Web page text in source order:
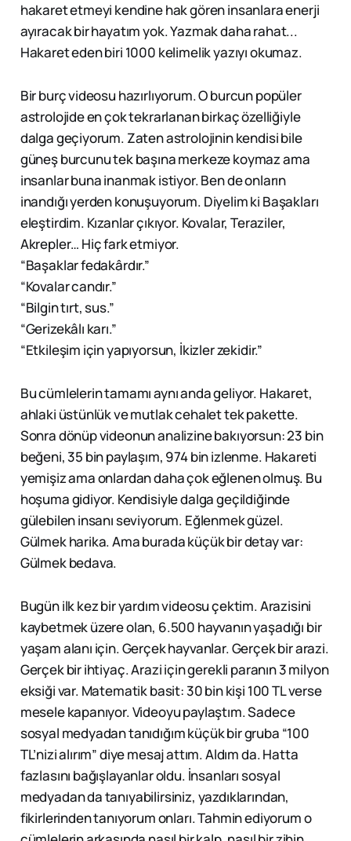
hakaret etmeyi kendine hak gören insanlara enerji
ayıracak bir hayatım yok. Yazmak daha rahat...
Hakaret eden biri 1000 kelimelik yazıyı okumaz.
Bir burç videosu hazırlıyorum. O burcun popüler
astrolojide en çok tekrarlanan birkaç özelliğiyle
dalga geçiyorum. Zaten astrolojinin kendisi bile
güneş burcunu tek başına merkeze koymaz ama
insanlar buna inanmak istiyor. Ben de onların
inandığı yerden konuşuyorum. Diyelim ki Başakları
eleştirdim. Kızanlar çıkıyor. Kovalar, Teraziler,
Akrepler… Hiç fark etmiyor.
“Başaklar fedakârdır.”
“Kovalar candır.”
“Bilgin tırt, sus.”
“Gerizekâlı karı.”
“Etkileşim için yapıyorsun, İkizler zekidir.”
Bu cümlelerin tamamı aynı anda geliyor. Hakaret,
ahlaki üstünlük ve mutlak cehalet tek pakette.
Sonra dönüp videonun analizine bakıyorsun: 23 bin
beğeni, 35 bin paylaşım, 974 bin izlenme. Hakareti
yemişiz ama onlardan daha çok eğlenen olmuş. Bu
hoşuma gidiyor. Kendisiyle dalga geçildiğinde
gülebilen insanı seviyorum. Eğlenmek güzel.
Gülmek harika. Ama burada küçük bir detay var:
Gülmek bedava.
Bugün ilk kez bir yardım videosu çektim. Arazisini
kaybetmek üzere olan, 6.500 hayvanın yaşadığı bir
yaşam alanı için. Gerçek hayvanlar. Gerçek bir arazi.
Gerçek bir ihtiyaç. Arazi için gerekli paranın 3 milyon
eksiği var. Matematik basit: 30 bin kişi 100 TL verse
mesele kapanıyor. Videoyu paylaştım. Sadece
sosyal medyadan tanıdığım küçük bir gruba “100
TL’nizi alırım” diye mesaj attım. Aldım da. Hatta
fazlasını bağışlayanlar oldu. İnsanları sosyal
medyadan da tanıyabilirsiniz, yazdıklarından,
fikirlerinden tanıyorum onları. Tahmin ediyorum o